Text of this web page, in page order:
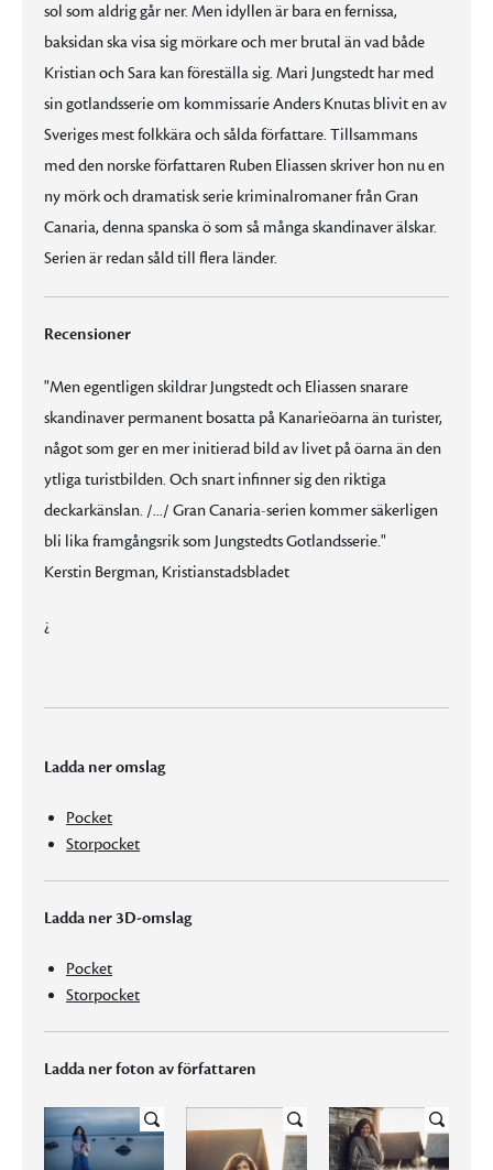
sol som aldrig går ner. Men idyllen är bara en fernissa,
baksidan ska visa sig mörkare och mer brutal än vad både
Kristian och Sara kan föreställa sig. Mari Jungstedt har med
sin gotlandsserie om kommissarie Anders Knutas blivit en av
Sveriges mest folkkära och sålda författare. Tillsammans
med den norske författaren Ruben Eliassen skriver hon nu en
ny mörk och dramatisk serie kriminalromaner från Gran
Canaria, denna spanska ö som så många skandinaver älskar.
Serien är redan såld till flera länder.
Recensioner
"Men egentligen skildrar Jungstedt och Eliassen snarare
skandinaver permanent bosatta på Kanarieöarna än turister,
något som ger en mer initierad bild av livet på öarna än den
ytliga turistbilden. Och snart infinner sig den riktiga
deckarkänslan. /.../ Gran Canaria-serien kommer säkerligen
bli lika framgångsrik som Jungstedts Gotlandsserie."
Kerstin Bergman, Kristianstadsbladet
¿
Ladda ner omslag
Pocket
Storpocket
Ladda ner 3D-omslag
Pocket
Storpocket
Ladda ner foton av författaren